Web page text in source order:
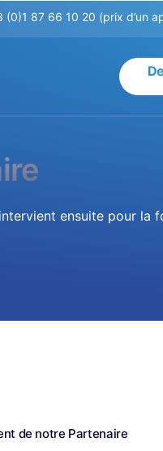
(0)1 87 66 10 20 (prix d’un
ensuite pour la
de notre Partenaire